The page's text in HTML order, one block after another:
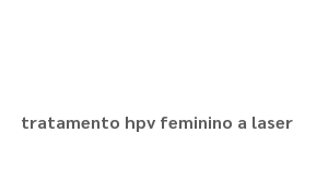
tratamento hpv feminino a laser